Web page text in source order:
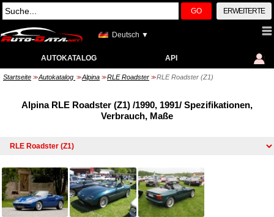
GO ERWEITERTE
Deutsch ▼
AUTOKATALOG API
Startseite >> Autokatalog >> Alpina >> RLE Roadster >> RLE Roadster (Z1)
Alpina RLE Roadster (Z1) /1990, 1991/ Spezifikationen,
Verbrauch, Maße